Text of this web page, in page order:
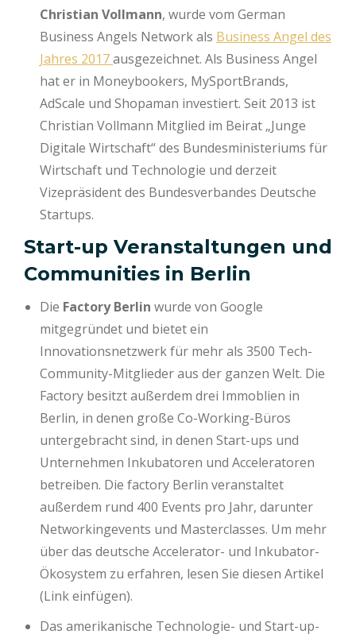
Christian Vollmann, wurde vom German
Business Angels Network als Business Angel des
Jahres 2017ausgezeichnet. Als Business Angel
hat er in Moneybookers, MySportBrands,
AdScale und Shopaman investiert. Seit 2013 ist
Christian Vollmann Mitglied im Beirat „Junge
Digitale Wirtschaft“ des Bundesministeriums für
Wirtschaft und Technologie und derzeit
Vizepräsident des Bundesverbandes Deutsche
Startups.
Start-up Veranstaltungen und
Communities in Berlin
Die Factory Berlin wurde von Google
mitgegründet und bietet ein
Innovationsnetzwerk für mehr als 3500 Tech-
Community-Mitglieder aus der ganzen Welt. Die
Factory besitzt außerdem drei Immoblien in
Berlin, in denen große Co-Working-Büros
untergebracht sind, in denen Start-ups und
Unternehmen Inkubatoren und Acceleratoren
betreiben. Die factory Berlin veranstaltet
außerdem rund 400 Events pro Jahr, darunter
Networkingevents und Masterclasses. Um mehr
über das deutsche Accelerator- und Inkubator-
Ökosystem zu erfahren, lesen Sie diesen Artikel
(Link einfügen).
Das amerikanische Technologie- und Start-up-